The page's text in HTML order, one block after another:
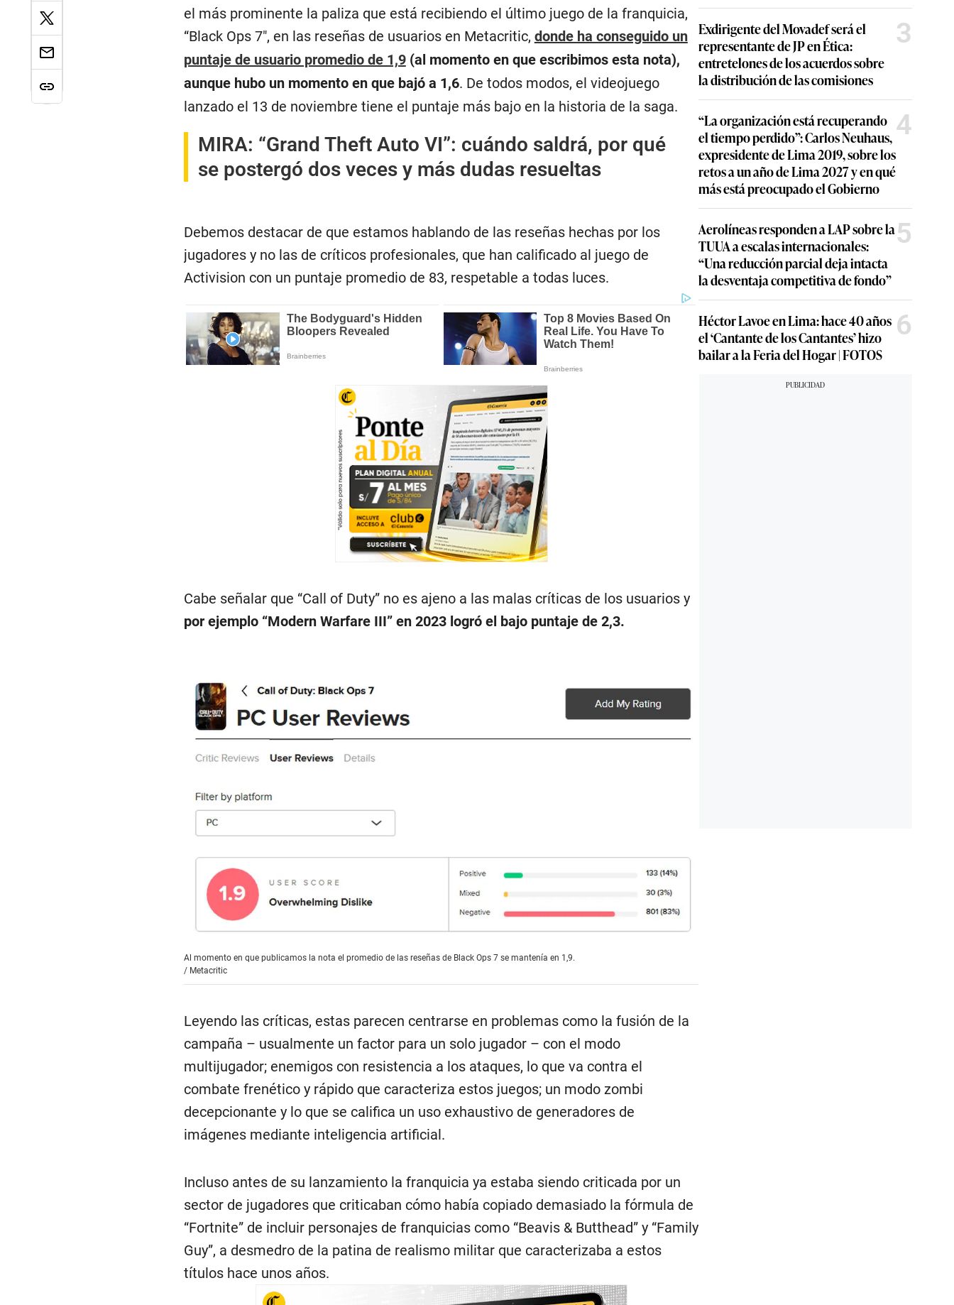
el más prominente la paliza que está recibiendo el último juego de la franquicia,
“Black Ops 7″, en las reseñas de usuarios en Metacritic, donde ha conseguido un
puntaje de usuario promedio de 1,9(al momento en que escribimos esta nota),
aunque hubo un momento en que bajó a 1,6. De todos modos, el videojuego
lanzado el 13 de noviembre tiene el puntaje más bajo en la historia de la saga.
MIRA: “Grand Theft Auto VI”: cuándo saldrá, por qué
se postergó dos veces y más dudas resueltas
Debemos destacar de que estamos hablando de las reseñas hechas por los
jugadores y no las de críticos profesionales, que han calificado al juego de
Activision con un puntaje promedio de 83, respetable a todas luces.
Cabe señalar que “Call of Duty” no es ajeno a las malas críticas de los usuarios y
por ejemplo “Modern Warfare III” en 2023 logró el bajo puntaje de 2,3.
Al momento en que publicamos la nota el promedio de las reseñas de Black Ops 7 se mantenía en 1,9.
/ Metacritic
Leyendo las críticas, estas parecen centrarse en problemas como la fusión de la
campaña – usualmente un factor para un solo jugador – con el modo
multijugador; enemigos con resistencia a los ataques, lo que va contra el
combate frenético y rápido que caracteriza estos juegos; un modo zombi
decepcionante y lo que se califica un uso exhaustivo de generadores de
imágenes mediante inteligencia artificial.
Incluso antes de su lanzamiento la franquicia ya estaba siendo criticada por un
sector de jugadores que criticaban cómo había copiado demasiado la fórmula de
“Fortnite” de incluir personajes de franquicias como “Beavis & Butthead” y “Family
Guy”, a desmedro de la patina de realismo militar que caracterizaba a estos
títulos hace unos años.
Exdirigente del Movadef será el
representante de JP en Ética:
entretelones de los acuerdos sobre
la distribución de las comisiones
3
“La organización está recuperando
el tiempo perdido”: Carlos Neuhaus,
expresidente de Lima 2019, sobre los
retos a un año de Lima 2027 y en qué
más está preocupado el Gobierno
4
Aerolíneas responden a LAP sobre la
TUUA a escalas internacionales:
“Una reducción parcial deja intacta
la desventaja competitiva de fondo”
5
Héctor Lavoe en Lima: hace 40 años
el ‘Cantante de los Cantantes’ hizo
bailar a la Feria del Hogar | FOTOS
6